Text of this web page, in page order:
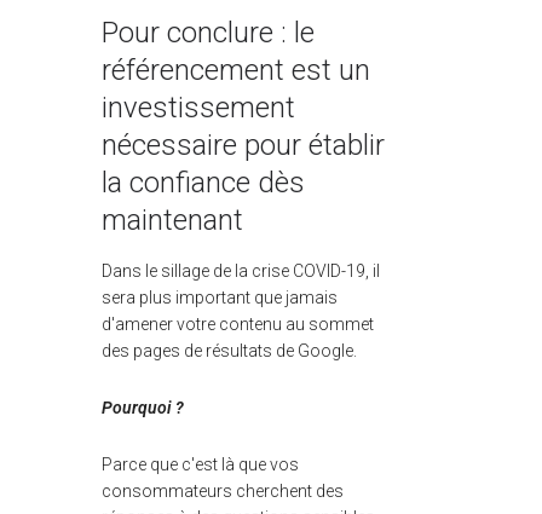
Pour conclure : le
référencement est un
investissement
nécessaire pour établir
la confiance dès
maintenant
Dans le sillage de la crise COVID-19, il
sera plus important que jamais
d'amener votre contenu au sommet
des pages de résultats de Google.
Pourquoi ?
Parce que c'est là que vos
consommateurs cherchent des